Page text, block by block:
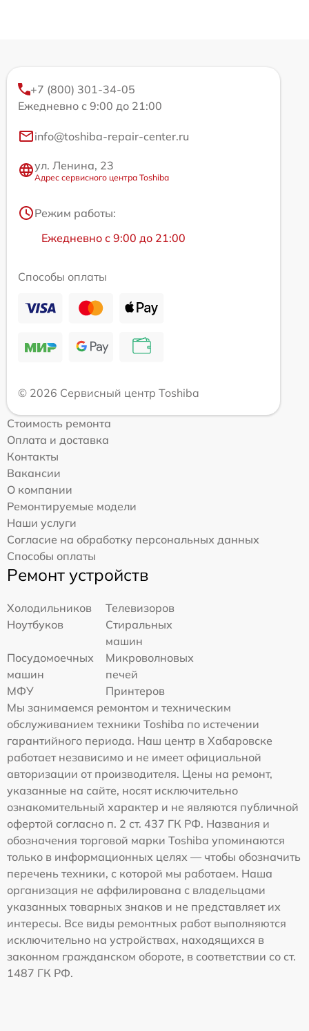
+7 (800) 301-34-05
Ежедневно с 9:00 до 21:00
info@toshiba-repair-center.ru
ул. Ленина, 23
Адрес сервисного центра Toshiba
Режим работы:
Ежедневно с 9:00 до 21:00
Способы оплаты
© 2026 Сервисный центр Toshiba
Стоимость ремонта
Оплата и доставка
Контакты
Вакансии
О компании
Ремонтируемые модели
Наши услуги
Согласие на обработку персональных данных
Способы оплаты
Ремонт устройств
Холодильников
Телевизоров
Ноутбуков
Стиральных
машин
Посудомоечных
машин
Микроволновых
печей
МФУ
Принтеров
Мы занимаемся ремонтом и техническим
обслуживанием техники Toshiba по истечении
гарантийного периода. Наш центр в Хабаровске
работает независимо и не имеет официальной
авторизации от производителя. Цены на ремонт,
указанные на сайте, носят исключительно
ознакомительный характер и не являются публичной
офертой согласно п. 2 ст. 437 ГК РФ. Названия и
обозначения торговой марки Toshiba упоминаются
только в информационных целях — чтобы обозначить
перечень техники, с которой мы работаем. Наша
организация не аффилирована с владельцами
указанных товарных знаков и не представляет их
интересы. Все виды ремонтных работ выполняются
исключительно на устройствах, находящихся в
законном гражданском обороте, в соответствии со ст.
1487 ГК РФ.